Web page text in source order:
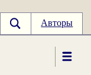
Авторы